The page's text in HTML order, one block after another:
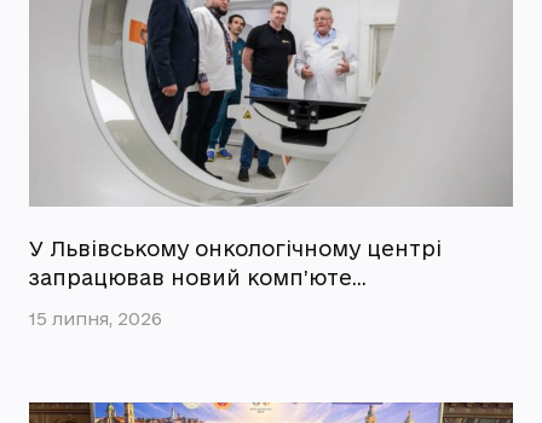
У Львівському онкологічному центрі
запрацював новий комп’юте…
15 липня, 2026